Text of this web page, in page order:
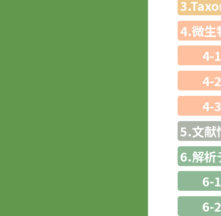
4.微生
4-
4-
4-
5.文献
6.解析
6-
6-